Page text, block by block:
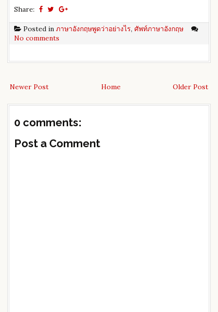
Share:
Posted in ภาษาอังกฤษพูดว่าอย่างไร, ศัพท์ภาษาอังกฤษ
No comments
Newer Post Older Post
Home
0 comments:
Post a Comment